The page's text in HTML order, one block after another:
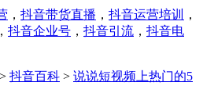
， 抖音带货直播 ， 抖音运营培训
，
， 抖音企业号 ， 抖音引流 ， 抖音电
> 抖音百科 > 说说短视频上热门的5